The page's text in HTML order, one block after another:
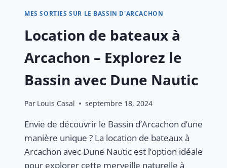
MES SORTIES SUR LE BASSIN D'ARCACHON
Location de bateaux à
Arcachon – Explorez le
Bassin avec Dune Nautic
Par Louis Casal septembre 18, 2024
Envie de découvrir le Bassin d’Arcachon d’une
manière unique ? La location de bateaux à
Arcachon avec Dune Nautic est l’option idéale
pour explorer cette merveille naturelle à